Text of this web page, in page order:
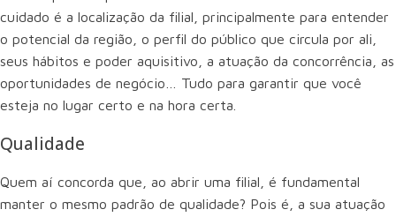
cuidado é a localização da filial, principalmente para entender
o potencial da região, o perfil do público que circula por ali,
seus hábitos e poder aquisitivo, a atuação da concorrência, as
oportunidades de negócio… Tudo para garantir que você
esteja no lugar certo e na hora certa.
Qualidade
Quem aí concorda que, ao abrir uma filial, é fundamental
manter o mesmo padrão de qualidade? Pois é, a sua atuação